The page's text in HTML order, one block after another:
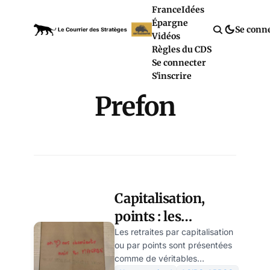
FranceIdées
Épargne
Vidéos
Règles du CDS
Se connecter
S'inscrire
Se
Prefon
Capitalisation,
points : les
syndicats grévistes
les détestent-ils
Les retraites par capitalisation
ou par points sont présentées
comme de véritables